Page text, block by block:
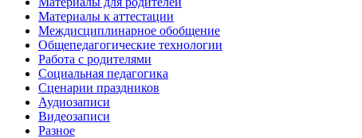
Материалы к аттестации
Междисциплинарное обобщение
Общепедагогические технологии
Работа с родителями
Социальная педагогика
Сценарии праздников
Аудиозаписи
Видеозаписи
Разное